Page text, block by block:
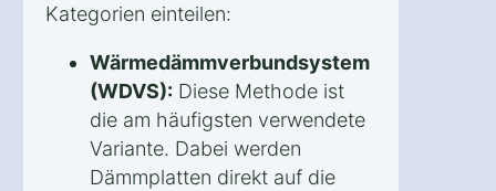
Kategorien einteilen:
Wärmedämmverbundsystem
(WDVS): Diese Methode ist
die am häufigsten verwendete
Variante. Dabei werden
Dämmplatten direkt auf die